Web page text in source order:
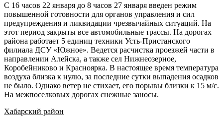
С 16 часов 22 января до 8 часов 27 января введен режим
повышенной готовности для органов управления и сил
предупреждения и ликвидации чрезвычайных ситуаций. На
этот период закрыты все автомобильные трассы. На дорогах
района работает 5 единиц техники Усть-Пристанского
филиала ДСУ «Южное». Ведется расчистка проезжей части в
направлении Алейска, а также сел Нижнеозерное,
Коробейниково и Красноярка. В настоящее время температура
воздуха близка к нулю, за последние сутки выпадения осадков
не было. Однако ветер не стихает, его порывы близки к 15 м/с.
На межпоселковых дорогах снежные заносы.
Хабарский район